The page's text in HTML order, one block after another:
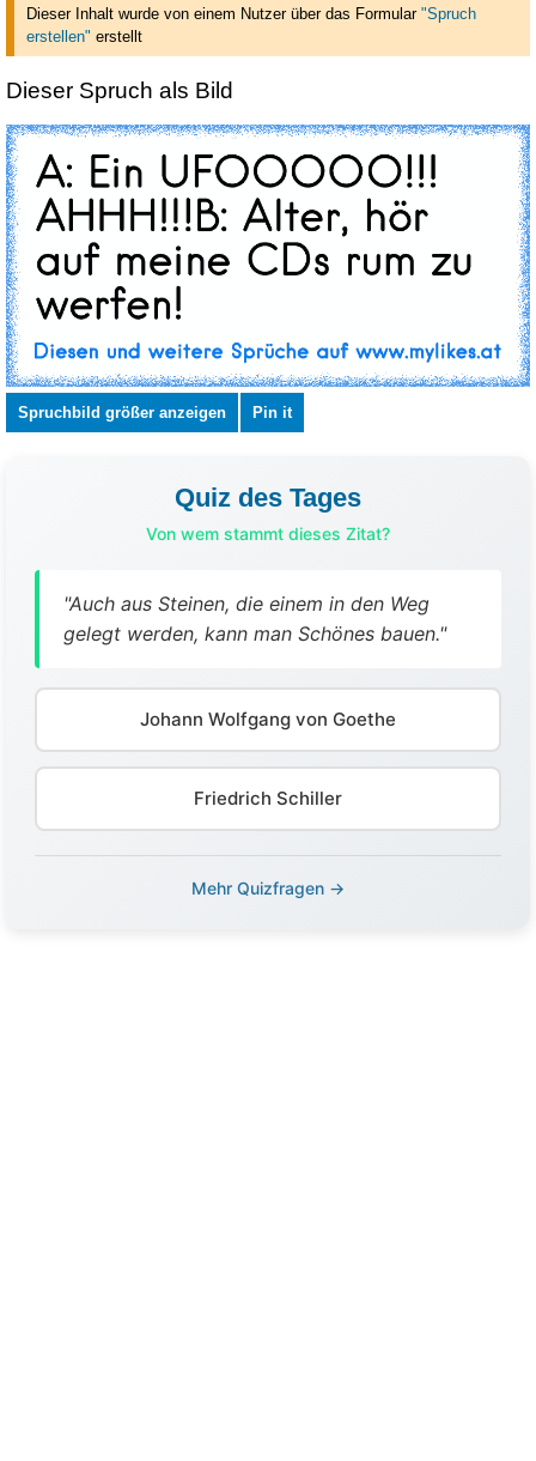
Dieser Inhalt wurde von einem Nutzer über das Formular "Spruch
erstellen" erstellt
Dieser Spruch als Bild
Spruchbild größer anzeigen Pin it
Quiz des Tages
Von wem stammt dieses Zitat?
"Auch aus Steinen, die einem in den Weg
gelegt werden, kann man Schönes bauen."
Johann Wolfgang von Goethe
Friedrich Schiller
Mehr Quizfragen →